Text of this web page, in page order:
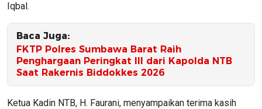
Iqbal.
Baca Juga:
FKTP Polres Sumbawa Barat Raih
Penghargaan Peringkat III dari Kapolda NTB
Saat Rakernis Biddokkes 2026
Ketua Kadin NTB, H. Faurani, menyampaikan terima kasih